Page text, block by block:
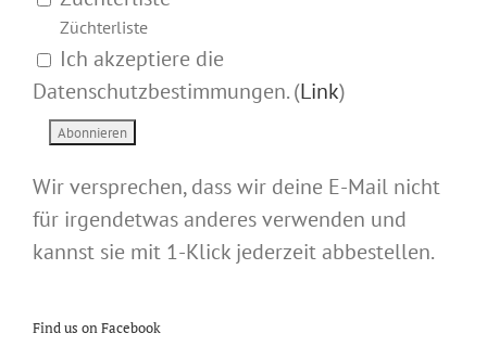
Züchterliste
Ich akzeptiere die
Datenschutzbestimmungen. (Link)
Wir versprechen, dass wir deine E-Mail nicht
für irgendetwas anderes verwenden und
kannst sie mit 1-Klick jederzeit abbestellen.
Find us on Facebook